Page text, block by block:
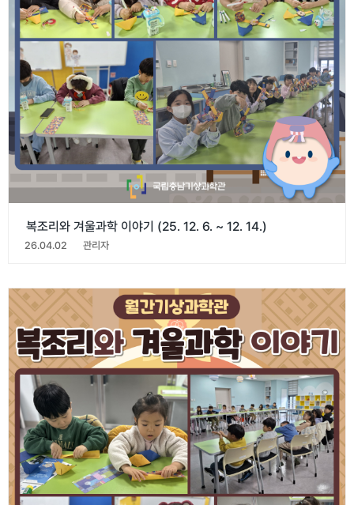
복조리와 겨울과학 이야기 (25. 12. 6. ~ 12. 14.)
26.04.02 관리자